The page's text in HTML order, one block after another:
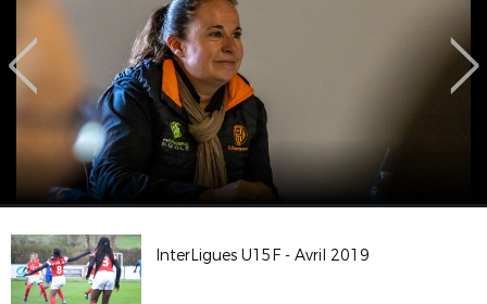
InterLigues U15F - Avril 2019